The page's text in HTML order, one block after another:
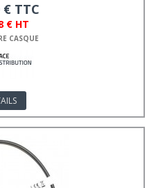
€ TTC
€ HT
CASQUE